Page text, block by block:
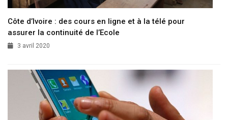
Côte d’Ivoire : des cours en ligne et à la télé pour
assurer la continuité de l’Ecole
3 avril 2020